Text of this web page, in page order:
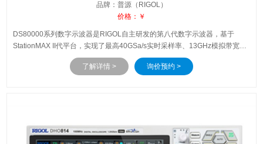
品牌：普源（RIGOL）
价格：￥
DS80000系列数字示波器是RIGOL自主研发的第八代数字示波器，基于
StationMAX II代平台，实现了最高40GSa/s实时采样率、13GHz模拟带宽。
除硬件指标的提升，DS80000系列数字示波器还提供了多种人性化设计，保
证了高质量的客户体验。了解详情 > 询价预约 >